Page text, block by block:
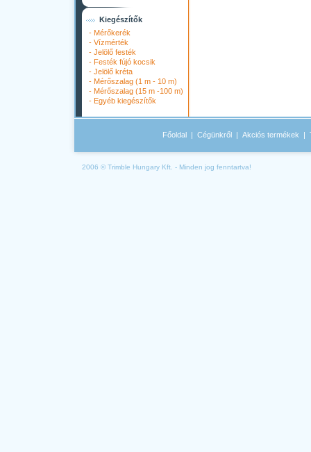
Kiegészítők
- Mérőkerék
- Vízmérték
- Jelölő festék
- Festék fújó kocsik
- Jelölő kréta
- Mérőszalag (1 m - 10 m)
- Mérőszalag (15 m -100 m)
- Egyéb kiegészítők
Főoldal | Cégünkről | Akciós termékek |
2006 © Trimble Hungary Kft. - Minden jog fenntartva!